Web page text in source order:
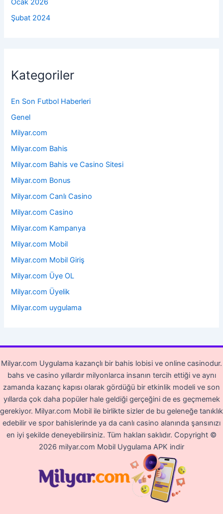
Ocak 2026
Şubat 2024
Kategoriler
En Son Futbol Haberleri
Genel
Milyar.com
Milyar.com Bahis
Milyar.com Bahis ve Casino Sitesi
Milyar.com Bonus
Milyar.com Canlı Casino
Milyar.com Casino
Milyar.com Kampanya
Milyar.com Mobil
Milyar.com Mobil Giriş
Milyar.com Üye OL
Milyar.com Üyelik
Milyar.com uygulama
Milyar.com Uygulama kazançlı bir bahis lobisi ve online casinodur.
bahs ve casino yıllardır milyonlarca insanın tercih ettiği ve aynı
zamanda kazanç kapısı olarak gördüğü bir etkinlik modeli ve son
yıllarda çok daha popüler hale geldiği gerçeğini de es geçmemek
gerekiyor. Milyar.com Mobil ile birlikte sizler de bu geleneğe tanıklık
edebilir ve spor bahislerinde ya da canlı casino alanında şansınızı
en iyi şekilde deneyebilirsiniz. Tüm hakları saklıdır. Copyright ©
2026 milyar.com Mobil Uygulama APK indir